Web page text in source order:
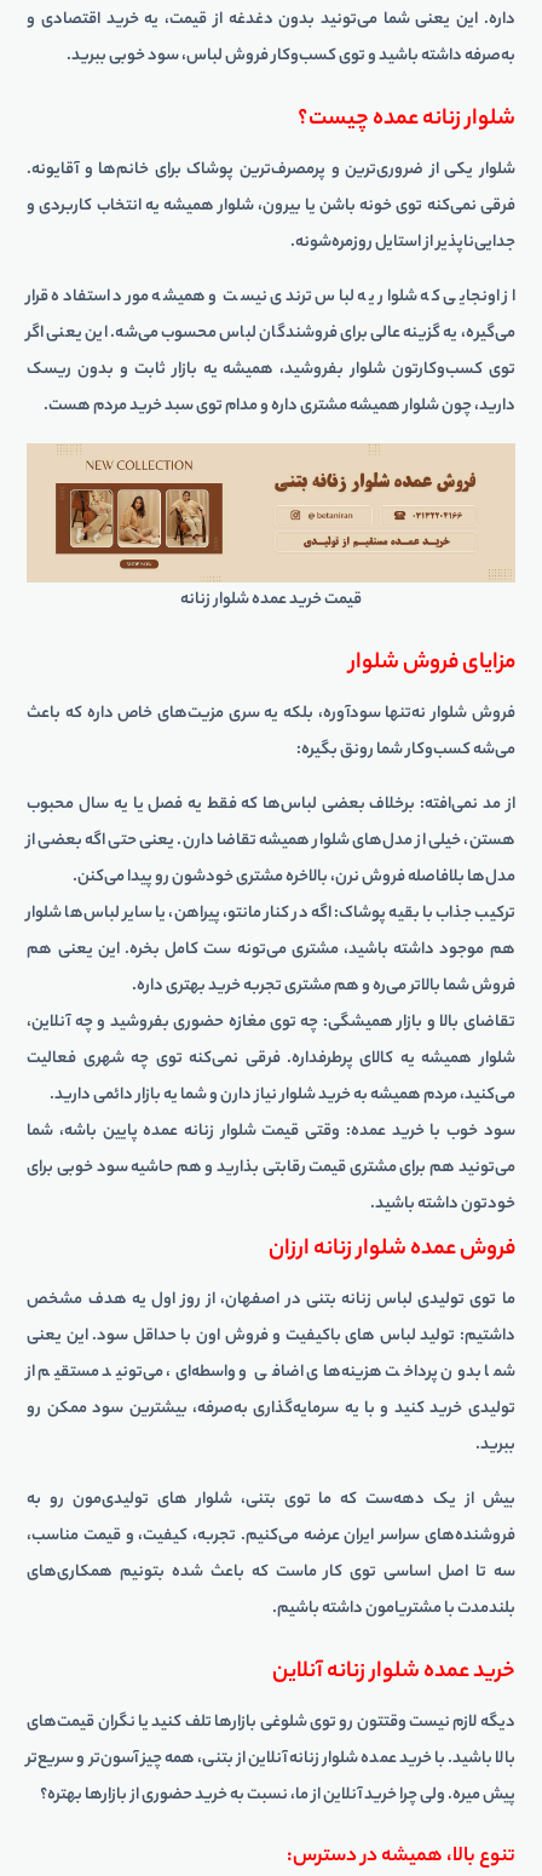
داره. این یعنی شما می‌تونید بدون دغدغه از قیمت، یه خرید اقتصادی و
به‌صرفه داشته باشید و توی کسب‌وکار فروش لباس، سود خوبی ببرید.
شلوار زنانه عمده چیست؟
شلوار یکی از ضروری‌ترین و پرمصرف‌ترین پوشاک برای خانم‌ها و آقایونه.
فرقی نمی‌کنه توی خونه باشن یا بیرون، شلوار همیشه یه انتخاب کاربردی و
جدایی‌ناپذیر از استایل روزمره‌شونه.
از اونجایی که شلوار یه لباس ترندی نیست و همیشه مورد استفاده قرار
می‌گیره، یه گزینه عالی برای فروشندگان لباس محسوب می‌شه. این یعنی اگر
توی کسب‌وکارتون شلوار بفروشید، همیشه یه بازار ثابت و بدون ریسک
دارید، چون شلوار همیشه مشتری داره و مدام توی سبد خرید مردم هست.
قیمت خرید عمده شلوار زنانه
مزایای فروش شلوار
فروش شلوار نه‌تنها سودآوره، بلکه یه سری مزیت‌های خاص داره که باعث
می‌شه کسب‌وکار شما رونق بگیره:
از مد نمی‌افته: برخلاف بعضی لباس‌ها که فقط یه فصل یا یه سال محبوب
هستن، خیلی از مدل‌های شلوار همیشه تقاضا دارن. یعنی حتی اگه بعضی از
مدل‌ها بلافاصله فروش نرن، بالاخره مشتری خودشون رو پیدا می‌کنن.
ترکیب جذاب با بقیه پوشاک: اگه در کنار مانتو، پیراهن، یا سایر لباس‌ها شلوار
هم موجود داشته باشید، مشتری می‌تونه ست کامل بخره. این یعنی هم
فروش شما بالاتر می‌ره و هم مشتری تجربه خرید بهتری داره.
تقاضای بالا و بازار همیشگی: چه توی مغازه حضوری بفروشید و چه آنلاین،
شلوار همیشه یه کالای پرطرفداره. فرقی نمی‌کنه توی چه شهری فعالیت
می‌کنید، مردم همیشه به خرید شلوار نیاز دارن و شما یه بازار دائمی دارید.
سود خوب با خرید عمده: وقتی قیمت شلوار زنانه عمده پایین باشه، شما
می‌تونید هم برای مشتری قیمت رقابتی بذارید و هم حاشیه سود خوبی برای
خودتون داشته باشید.
فروش عمده شلوار زنانه ارزان
ما توی تولیدی لباس زنانه بتنی در اصفهان، از روز اول یه هدف مشخص
داشتیم: تولید لباس های باکیفیت و فروش اون با حداقل سود. این یعنی
شما بدون پرداخت هزینه‌های اضافی و واسطه‌ای، می‌تونید مستقیم از
تولیدی خرید کنید و با یه سرمایه‌گذاری به‌صرفه، بیشترین سود ممکن رو
ببرید.
بیش از یک دهه‌ست که ما توی بتنی، شلوار های تولیدی‌مون رو به
فروشنده‌های سراسر ایران عرضه می‌کنیم. تجربه، کیفیت، و قیمت مناسب،
سه تا اصل اساسی توی کار ماست که باعث شده بتونیم همکاری‌های
بلندمدت با مشتریامون داشته باشیم.
خرید عمده شلوار زنانه آنلاین
دیگه لازم نیست وقتتون رو توی شلوغی بازارها تلف کنید یا نگران قیمت‌های
بالا باشید. با خرید عمده شلوار زنانه آنلاین از بتنی، همه چیز آسون‌تر و سریع‌تر
پیش میره. ولی چرا خرید آنلاین از ما، نسبت به خرید حضوری از بازارها بهتره؟
تنوع بالا، همیشه در دسترس: